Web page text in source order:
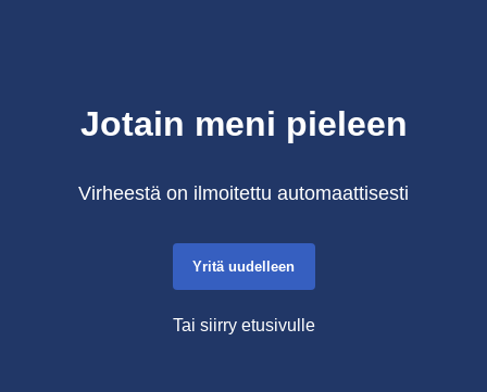
Jotain meni pieleen
Virheestä on ilmoitettu automaattisesti
Yritä uudelleen
Tai siirry etusivulle